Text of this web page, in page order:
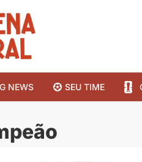
NEWS SEU TIME